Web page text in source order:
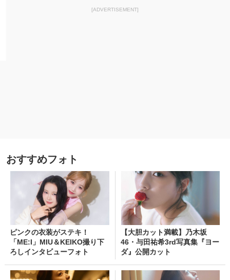
[ADVERTISEMENT]
おすすめフォト
ピンクの衣装がステキ！
「ME:I」MIU＆KEIKO撮り下
ろしインタビューフォト
【大胆カット満載】乃木坂
46・与田祐希3rd写真集『ヨー
ダ』公開カット